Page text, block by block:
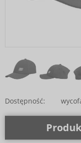
Dostępność: